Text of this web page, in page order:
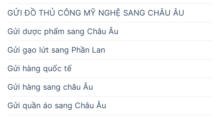
GỬI ĐỒ THỦ CÔNG MỸ NGHỆ SANG CHÂU ÂU
Gửi dược phẩm sang Châu Âu
Gửi gạo lứt sang Phần Lan
Gửi hàng quốc tế
Gửi hàng sang châu Âu
Gửi quần áo sang Châu Âu